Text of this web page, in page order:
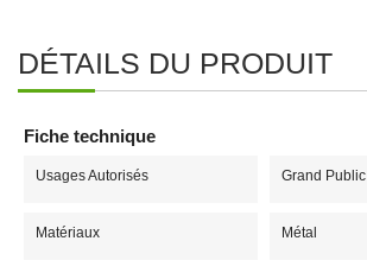
DÉTAILS DU PRODUIT
Fiche technique
Usages Autorisés Grand Public
Matériaux Métal